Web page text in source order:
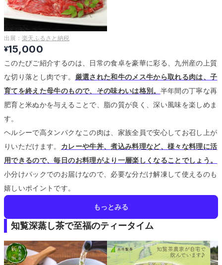
出展： 楽天ふるさと納税
¥15,000
このたびご紹介するのは、日常の食卓を豪華に彩る、九州産の上質
な切り落とし肉です。 厳選された和牛のメス牛から取れる肉は、子
育てを終えた母牛のもので、その味わいは格別。 半年間の丁寧な再
肥育と米ぬかを与えることで、脂の質が良く、深い風味を楽しめま
す。
ヘルシーで高タンパクなこの肉は、家族全員で安心してお召し上が
りいただけます。 カレーや牛丼、煮込み料理など、様々な料理に活
用できるので、毎日のお料理がより一層楽しくなることでしょう。
小分けパックでのお届けなので、必要な分だけ解凍して使えるのも
嬉しいポイントです。
もっとみる
知覧深蒸し茶で至福のティータイム